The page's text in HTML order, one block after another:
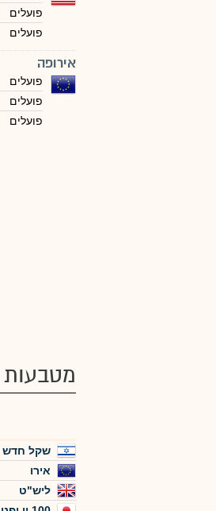
פועלים
פועלים
אירופה
פועלים
פועלים
פועלים
מטבעות
שקל חדש
אירו
ליש"ט